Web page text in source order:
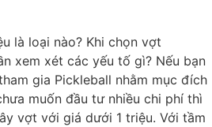
là loại nào? Khi chọn vợt
xem xét các yếu tố gì? Nếu bạn
gia Pickleball nhằm mục đích
muốn đầu tư nhiều chi phí thì
vợt với giá dưới 1 triệu. Với tầm